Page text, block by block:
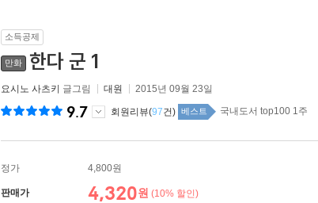
소득공제
만화 한다 군 1
요시노 사츠키 글그림 대원 2015년 09월 23일
9.7 회원리뷰(97건) 베스트 국내도서 top100 1주
정가 4,800원
판매가 4,320원 (10% 할인)